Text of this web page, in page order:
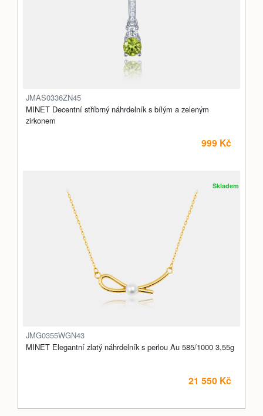
JMAS0336ZN45
MINET Decentní stříbrný náhrdelník s bílým a zeleným
zirkonem
999 Kč
Skladem
JMG0355WGN43
MINET Elegantní zlatý náhrdelník s perlou Au 585/1000 3,55g
21 550 Kč